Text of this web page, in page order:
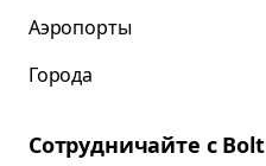
Аэропорты
Города
Сотрудничайте с Bolt